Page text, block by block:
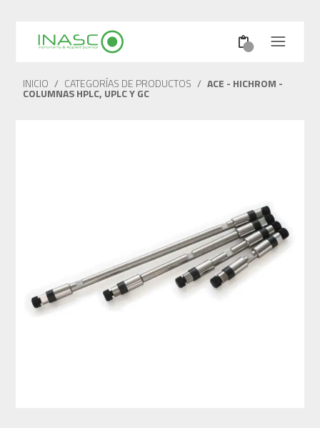
INICIO / CATEGORÍAS DE PRODUCTOS / ACE - HICHROM -
COLUMNAS HPLC, UPLC Y GC